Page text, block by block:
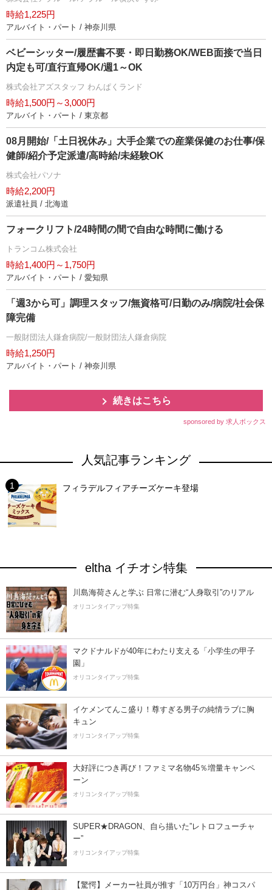
時給1,225円
アルバイト・パート / 神奈川県
ベビーシッター/履歴書不要・即日勤務OK/WEB面接で当日
内定も可/直行直帰OK/週1～OK
株式会社アズスタッフ わんぱくランド
時給1,500円～3,000円
アルバイト・パート / 東京都
08月開始/「土日祝休み」大手企業での産業保健のお仕事/保
健師/紹介予定派遣/高時給/未経験OK
株式会社パソナ
時給2,200円
派遣社員 / 北海道
フォークリフト/24時間の間で自由な時間に働ける
トランコム株式会社
時給1,400円～1,750円
アルバイト・パート / 愛知県
「週3から可」調理スタッフ/無資格可/日勤のみ/病院/社会保
障完備
一般財団法人鎌倉病院/一般財団法人鎌倉病院
時給1,250円
アルバイト・パート / 神奈川県
続きはこちら
sponsored by 求人ボックス
人気記事ランキング
フィラデルフィアチーズケーキ登場
eltha イチオシ特集
川島海荷さんと学ぶ 日常に潜む“人身取引”のリアル
オリコンタイアップ特集
マクドナルドが40年にわたり支える「小学生の甲子
園」
オリコンタイアップ特集
イケメンてんこ盛り！尊すぎる男子の純情ラブに胸
キュン
オリコンタイアップ特集
大好評につき再び！ファミマ名物45％増量キャンペ
ーン
オリコンタイアップ特集
SUPER★DRAGON、自ら描いた”レトロフューチャ
ー”
オリコンタイアップ特集
【驚愕】メーカー社員が推す「10万円台」神コスパ